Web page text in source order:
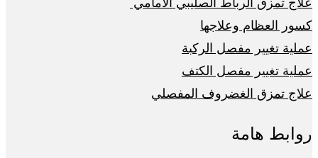
علاج تمزق الرباط الصليبي الامامي
كسور العظام وعلاجها
عملية تغيير مفصل الركبة
عملية تغيير مفصل الكتف
علاج تمزق الغضروف المفصلي
روابط هامة